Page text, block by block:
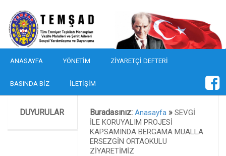
ANASAYFA YÖNETIM ZIYARETÇI DEFTERI
BASINDA BIZ İLETIŞIM
DUYURULAR Buradasınız:Anasayfa »SEVGİ
İLE KORUYALIM PROJESİ
KAPSAMINDA BERGAMA MUALLA
ERSEZGİN ORTAOKULU
ZİYARETİMİZ